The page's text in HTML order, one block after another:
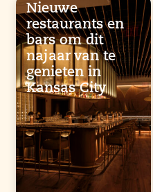
Nieuwe
restaurants en
bars om dit
najaar van te
genieten in
Kansas City